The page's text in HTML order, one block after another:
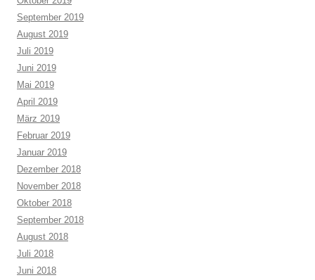
September 2019
August 2019
Juli 2019
Juni 2019
Mai 2019
April 2019
März 2019
Februar 2019
Januar 2019
Dezember 2018
November 2018
Oktober 2018
September 2018
August 2018
Juli 2018
Juni 2018